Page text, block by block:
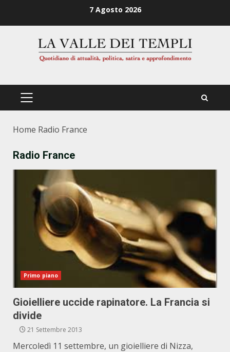
7 Agosto 2026
PRIMÄRES
Home Radio France
Radio France
Primo piano
Gioielliere uccide rapinatore. La Francia si
divide
21 Settembre 2013
Mercoledì 11 settembre, un gioielliere di Nizza,